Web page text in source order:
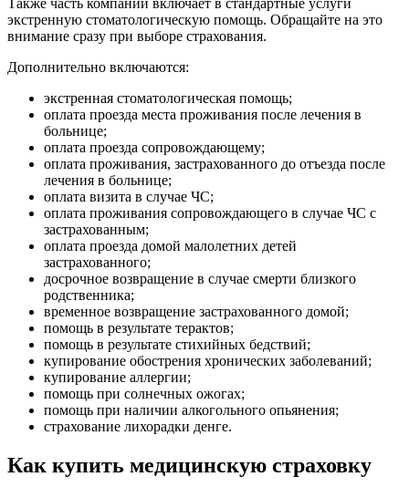
Также часть компаний включает в стандартные услуги
экстренную стоматологическую помощь. Обращайте на это
внимание сразу при выборе страхования.
Дополнительно включаются:
экстренная стоматологическая помощь;
оплата проезда места проживания после лечения в
больнице;
оплата проезда сопровождающему;
оплата проживания, застрахованного до отъезда после
лечения в больнице;
оплата визита в случае ЧС;
оплата проживания сопровождающего в случае ЧС с
застрахованным;
оплата проезда домой малолетних детей
застрахованного;
досрочное возвращение в случае смерти близкого
родственника;
временное возвращение застрахованного домой;
помощь в результате терактов;
помощь в результате стихийных бедствий;
купирование обострения хронических заболеваний;
купирование аллергии;
помощь при солнечных ожогах;
помощь при наличии алкогольного опьянения;
страхование лихорадки денге.
Как купить медицинскую страховку